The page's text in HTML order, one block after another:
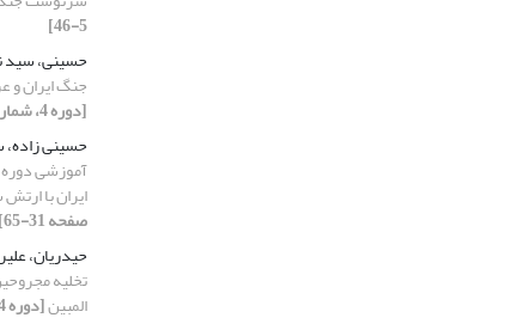
5-46]
حسینی، سید
جنگ ایران و
[دوره 4، شماره 14، 1401، صفحه 169-197]
حسینی
آموزشی
ایران با
صفحه 31-65]
حیدریان،
تخلیه
المبین[دوره 4، شماره 12، 1401، صفحه 5-30]